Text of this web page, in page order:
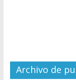
Archivo de